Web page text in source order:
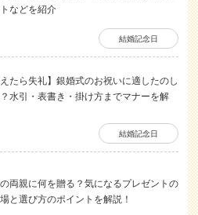
などを紹介
結婚記念日
えたら失礼】銀婚式のお祝いに適したのし
水引・表書き・掛け方までマナーを解
結婚記念日
両親に何を贈る？気になるプレゼントの
と選び方のポイントを解説！